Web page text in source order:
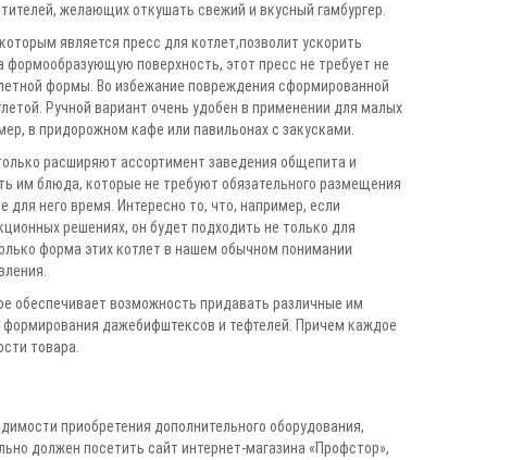
желающих откушать свежий и вкусный гамбургер.
является пресс для котлет,позволит ускорить
поверхность, этот пресс не требует не
формы. Во избежание повреждения сформированной
Ручной вариант очень удобен в применении для малых
в придорожном кафе или павильонах с закусками.
расширяют ассортимент заведения общепита и
им блюда, которые не требуют обязательного размещения
него время. Интересно то, что, например, если
решениях, он будет подходить не только для
форма этих котлет в нашем обычном понимании
обеспечивает возможность придавать различные им
дажебифштексов и тефтелей. Причем каждое
товара.
приобретения дополнительного оборудования,
должен посетить сайт интернет-магазина «Профстор»,